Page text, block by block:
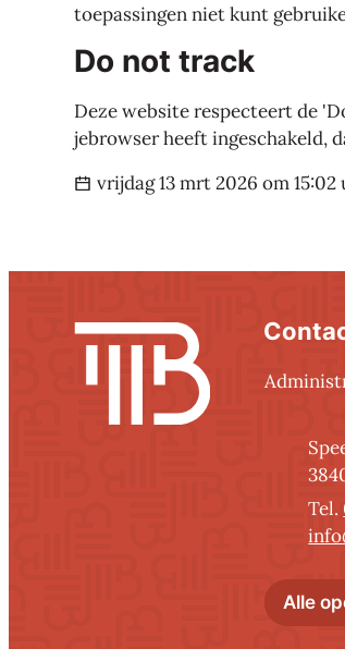
toepassingen niet kunt
Do not track
Deze website respecteert de
jebrowser heeft ingeschakeld,
Laatst bijgewerkt op
vrijdag 13 mrt 2026 om 15:02
Adres
,
E-mailinfo
Alle